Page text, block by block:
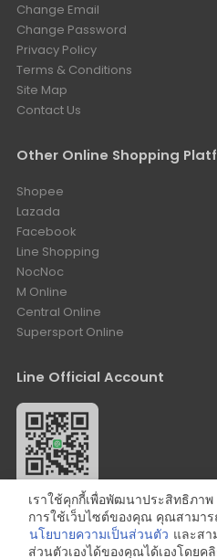
Change Email
Change Password
Privacy Policy
Terms & Conditions
Site Map
Contact Us
Other Online Shopping
Shopee
Lazada
Facebook
Line Shopping
NocNoc
M Online
Central Online
Supersport Online
Line Official Account
Add Friends: @bestelixir
เราใช้คุกกี้เพื่อพัฒนาประสิทธิภา
การใช้เว็บไซต์ของคุณ คุณสามาร
นโยบายความเป็นส่วนตัว และสา
ส่วนตัวเองได้ของคุณได้เองโดยค